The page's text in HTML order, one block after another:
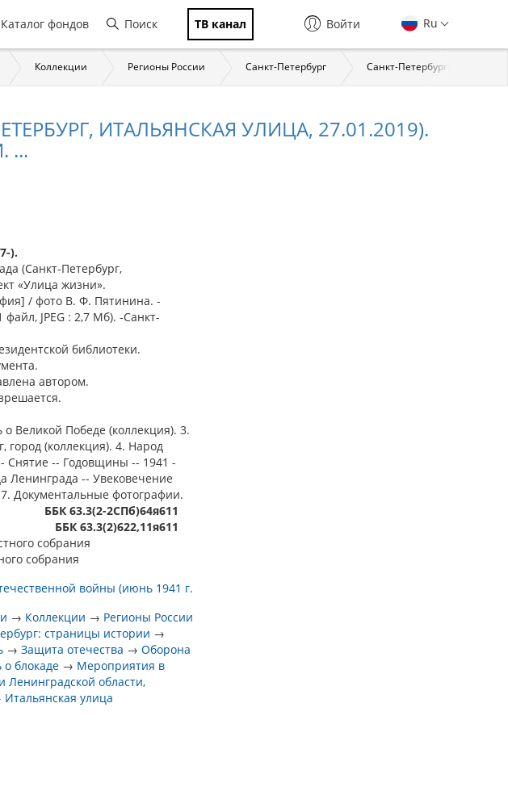
Каталог фондов Поиск ТВ канал Ru
Войти
Коллекции Регионы России Санкт-Петербург Санкт-Петербург: страницы
ИТАЛЬЯНСКАЯ УЛИЦА, 27.01.2019).
...
).
(Санкт-Петербург,
«Улица жизни».
/ фото В. Ф. Пятинина. -
JPEG : 2,7 Мб). -Санкт-
библиотеки.
автором.
Великой Победе (коллекция). 3.
город (коллекция). 4. Народ
Снятие -- Годовщины -- 1941 -
Ленинграда -- Увековечение
Документальные фотографии.
ББК 63.3(2-2СПб)64я611
ББК 63.3(2)622,11я611
собрания
собрания
войны (июнь 1941 г.
→ Коллекции → Регионы России
страницы истории →
→Защита отечества →Оборона
о блокаде → Мероприятия в
Ленинградской области,
Итальянская улица